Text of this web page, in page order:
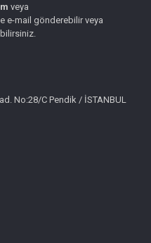
veya
e-mail gönderebilir veya
No:28/C Pendik / İSTANBUL